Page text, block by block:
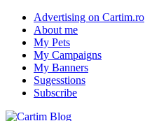
Advertising on Cartim.ro
About me
My Pets
My Campaigns
My Banners
Sugesstions
Subscribe